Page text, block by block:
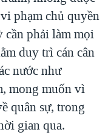
phạm chủ quyền
cần phải làm mọi
duy trì cán cân
nước như
mong muốn vì
quân sự, trong
gian qua.